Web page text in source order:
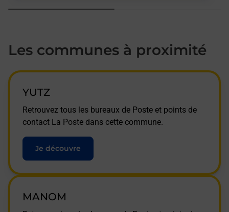
Les communes à proximité
YUTZ
Retrouvez tous les bureaux de Poste et points de
contact La Poste dans cette commune.
Je découvre
MANOM